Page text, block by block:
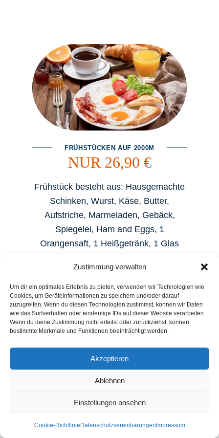
Zustimmung verwalten
Um dir ein optimales Erlebnis zu bieten, verwenden wir Technologien wie
Cookies, um Geräteinformationen zu speichern und/oder darauf
zuzugreifen. Wenn du diesen Technologien zustimmst, können wir Daten
wie das Surfverhalten oder eindeutige IDs auf dieser Website verarbeiten.
Wenn du deine Zustimmung nicht erteilst oder zurückziehst, können
bestimmte Merkmale und Funktionen beeinträchtigt werden.
Akzeptieren
Ablehnen
Einstellungen ansehen
Cookie-Richtlinie Datenschutzvereinbarungen Impressum
FRÜHSTÜCKEN AUF 2000M
NUR 26,90 €
Frühstück besteht aus: Hausgemachte
Schinken, Wurst, Käse, Butter,
Aufstriche, Marmeladen, Gebäck,
Spiegelei, Ham and Eggs, 1
Orangensaft, 1 Heißgetränk, 1 Glas
JETZT BUCHEN